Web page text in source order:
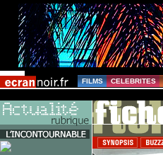
FILMS CELEBRITES